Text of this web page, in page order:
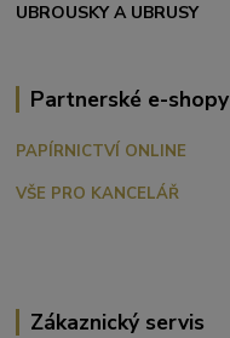
UBROUSKY A UBRUSY
Partnerské e-shopy
PAPÍRNICTVÍ ONLINE
VŠE PRO KANCELÁŘ
Zákaznický servis